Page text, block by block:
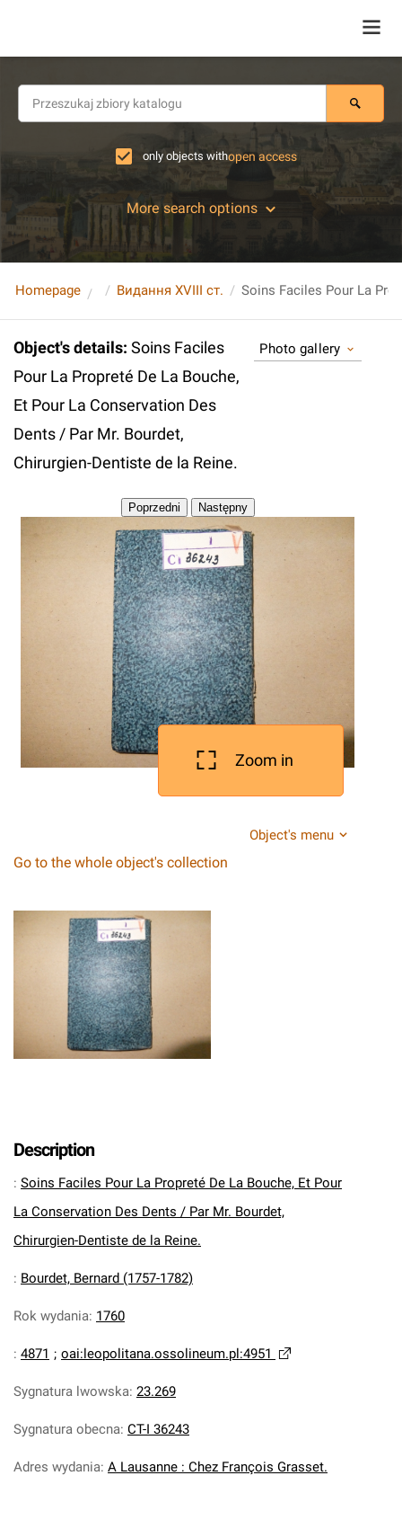
only objects withopen access
More search options
Homepage Видання XVIII ст.
Object's details: Soins Faciles
Pour La Propreté De La Bouche,
Et Pour La Conservation Des
Dents / Par Mr. Bourdet,
Chirurgien-Dentiste de la Reine.
Photo gallery
Zoom in
Object's menu
Go to the whole object's collection
Description
: Soins Faciles Pour La Propreté De La Bouche, Et Pour
La Conservation Des Dents / Par Mr. Bourdet,
Chirurgien-Dentiste de la Reine.
: Bourdet, Bernard (1757-1782)
Rok wydania: 1760
: 4871 ; oai:leopolitana.ossolineum.pl:4951
Sygnatura lwowska: 23.269
Sygnatura obecna: CT-I 36243
Adres wydania: A Lausanne : Chez François Grasset.